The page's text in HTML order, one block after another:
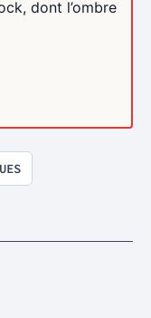
dont l’ombre